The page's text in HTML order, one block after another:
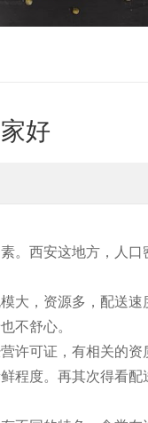
好
。西安这地方，人
大，资源多，配送
不舒心。
许可证，有相关的
程度。再其次得看